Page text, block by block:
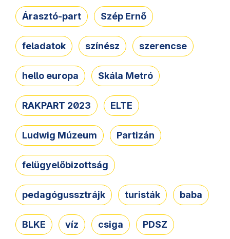
Árasztó-part Szép Ernő
feladatok színész szerencse
hello europa Skála Metró
RAKPART 2023 ELTE
Ludwig Múzeum Partizán
felügyelőbizottság
pedagógussztrájk turisták baba
BLKE víz csiga PDSZ